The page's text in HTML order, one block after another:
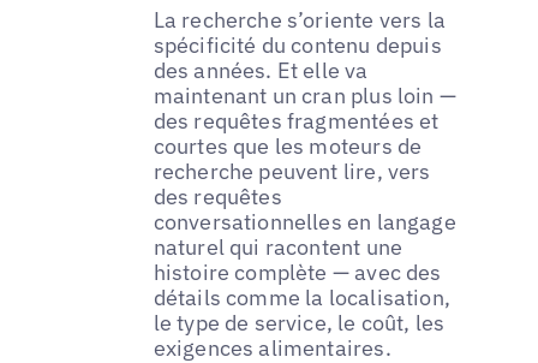
La recherche s’oriente vers la
spécificité du contenu depuis
des années. Et elle va
maintenant un cran plus loin —
des requêtes fragmentées et
courtes que les moteurs de
recherche peuvent lire, vers
des requêtes
conversationnelles en langage
naturel qui racontent une
histoire complète — avec des
détails comme la localisation,
le type de service, le coût, les
exigences alimentaires.